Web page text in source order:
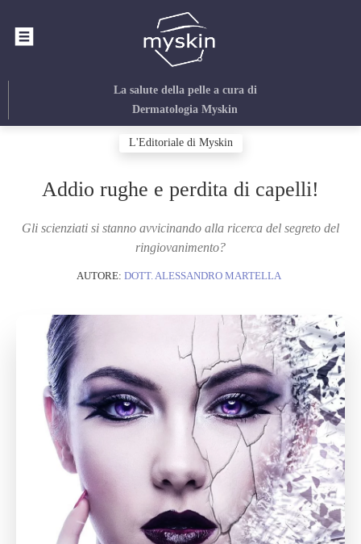
La salute della pelle a cura di
Dermatologia Myskin
L'Editoriale di Myskin
Addio rughe e perdita di capelli!
Gli scienziati si stanno avvicinando alla ricerca del segreto del
ringiovanimento?
AUTORE: DOTT. ALESSANDRO MARTELLA